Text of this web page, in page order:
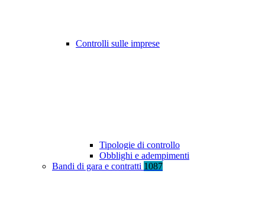
Controlli sulle imprese
Tipologie di controllo
Obblighi e adempimenti
Bandi di gara e contratti 1087